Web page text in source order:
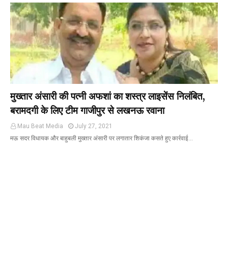
मुख्तार अंसारी की पत्नी अफशां का शस्त्र लाइसेंस निलंबित,
बरामदगी के लिए टीम गाजीपुर से लखनऊ रवाना
Mau Beat Media
July 27, 2021
मऊ सदर विधायक और बाहुबली मुख्तार अंसारी पर लगातार शिकंजा कसते हुए कार्रवाई…